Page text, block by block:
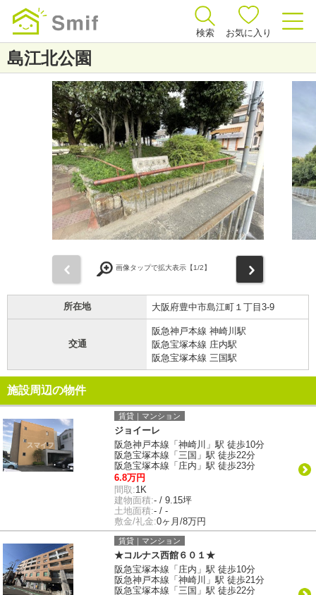
検索 お気に入り
島江北公園
画像タップで拡大表示【1/2】
所在地 大阪府豊中市島江町１丁目3-9
交通
阪急神戸本線 神崎川駅
阪急宝塚本線 庄内駅
阪急宝塚本線 三国駅
施設周辺の物件
賃貸｜マンション
ジョイーレ
阪急神戸本線「神崎川」駅 徒歩10分
阪急宝塚本線「三国」駅 徒歩22分
阪急宝塚本線「庄内」駅 徒歩23分
6.8万円
間取:1K
建物面積:- / 9.15坪
土地面積:- / -
敷金/礼金:0ヶ月/8万円
賃貸｜マンション
★コルナス西館６０１★
阪急宝塚本線「庄内」駅 徒歩10分
阪急神戸本線「神崎川」駅 徒歩21分
阪急宝塚本線「三国」駅 徒歩22分